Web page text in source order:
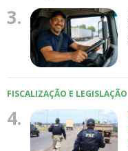
3.
FISCALIZAÇÃO E LEGISLAÇÃO
4.